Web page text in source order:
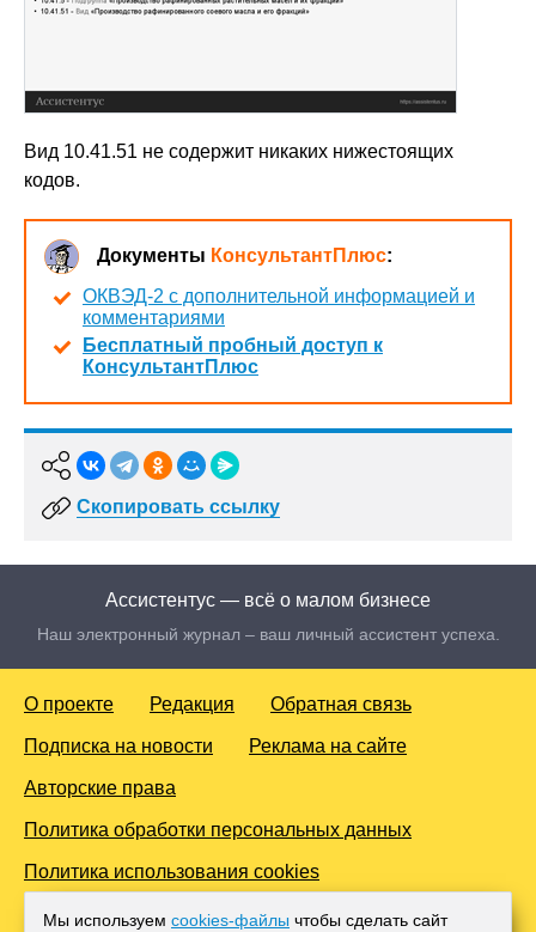
Вид 10.41.51 не содержит никаких нижестоящих
кодов.
Документы КонсультантПлюс:
ОКВЭД-2 с дополнительной информацией и
комментариями
Бесплатный пробный доступ к
КонсультантПлюс
Скопировать ссылку
Ассистентус — всё о малом бизнесе
Наш электронный журнал – ваш личный ассистент успеха.
О проекте Редакция Обратная связь
Подписка на новости Реклама на сайте
Авторские права
Политика обработки персональных данных
Политика использования cookies
© 2016-2026 Все права защищены. Для лиц старше 18 лет.
Мы используем cookies-файлы чтобы сделать сайт